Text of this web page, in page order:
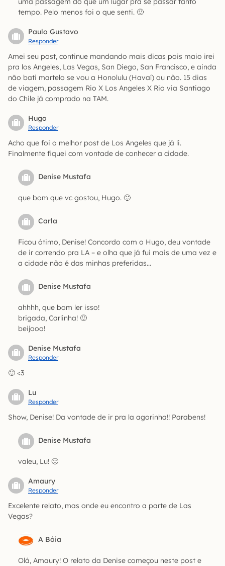
tempo. Pelo menos foi o que senti. 🙂
Paulo Gustavo
Responder
Amei seu post, continue mandando mais dicas pois maio irei
pra los Angeles, Las Vegas, San Diego, San Francisco, e ainda
não bati martelo se vou a Honolulu (Havaí) ou não. 15 dias
de viagem, passagem Rio X Los Angeles X Rio via Santiago
do Chile já comprado na TAM.
Hugo
Responder
Acho que foi o melhor post de Los Angeles que já li.
Finalmente fiquei com vontade de conhecer a cidade.
Denise Mustafa
que bom que vc gostou, Hugo. 🙂
Carla
Ficou ótimo, Denise! Concordo com o Hugo, deu vontade
de ir correndo pra LA – e olha que já fui mais de uma vez e
a cidade não é das minhas preferidas…
Denise Mustafa
ahhhh, que bom ler isso!
brigada, Carlinha! 🙂
beijooo!
Denise Mustafa
Responder
🙂 <3
Lu
Responder
Show, Denise! Da vontade de ir pra la agorinha!! Parabens!
Denise Mustafa
valeu, Lu! 🙂
Amaury
Responder
Excelente relato, mas onde eu encontro a parte de Las
Vegas?
A Bóia
Olá, Amaury! O relato da Denise começou neste post e